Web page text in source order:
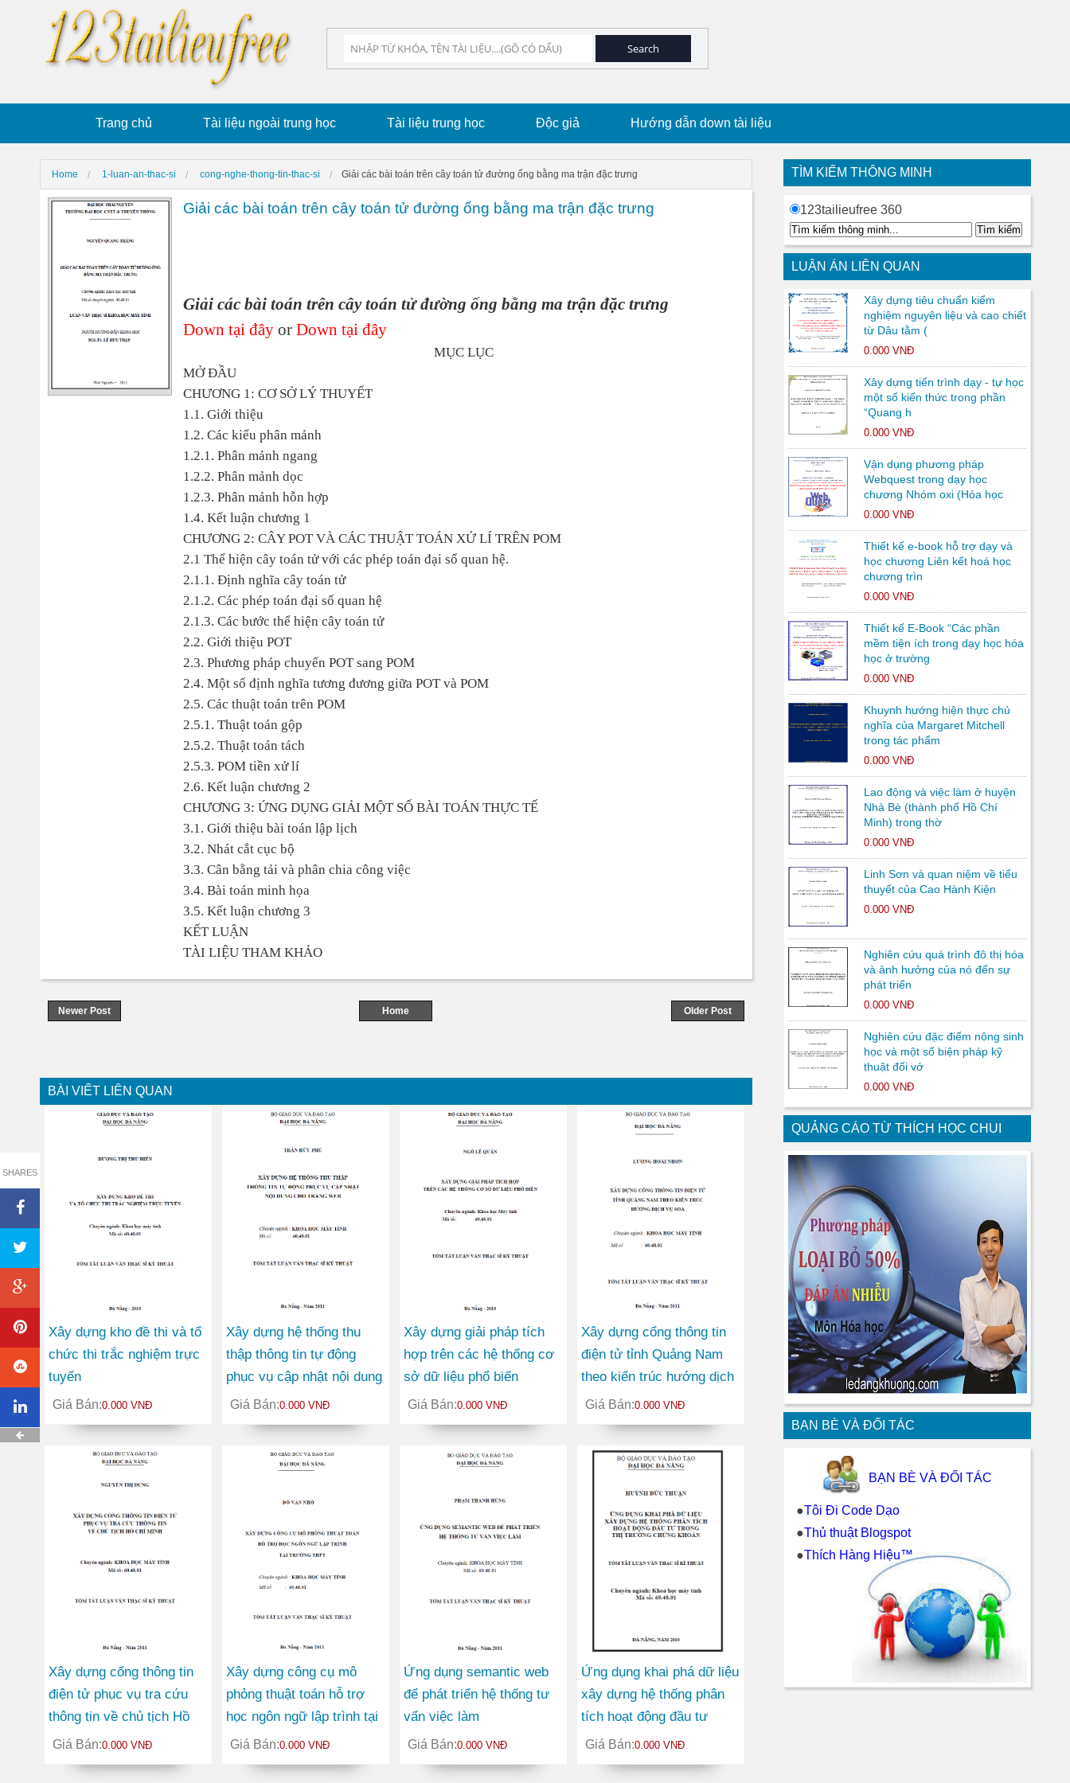
Trang chủ Tài liệu ngoài trung học Tài liệu trung học Độc giả Hướng dẫn down tài liệu
Home 1-luan-an-thac-si cong-nghe-thong-tin-thac-si Giải các bài toán trên cây toán tử đường ống bằng ma trận đặc trưng
SHARES
Giải các bài toán trên cây toán tử đường ống bằng ma trận đặc trưng
Giải các bài toán trên cây toán tử đường ống bằng ma trận đặc trưng
Down tại đâyor Down tại đây
MỤC LỤC
MỞ ĐẦU
CHƯƠNG 1: CƠ SỞ LÝ THUYẾT
1.1. Giới thiệu
1.2. Các kiểu phân mảnh
1.2.1. Phân mảnh ngang
1.2.2. Phân mảnh dọc
1.2.3. Phân mảnh hỗn hợp
1.4. Kết luận chương 1
CHƯƠNG 2: CÂY POT VÀ CÁC THUẬT TOÁN XỬ LÍ TRÊN POM
2.1 Thể hiện cây toán tử với các phép toán đại số quan hệ.
2.1.1. Định nghĩa cây toán tử
2.1.2. Các phép toán đại số quan hệ
2.1.3. Các bước thể hiện cây toán tử
2.2. Giới thiệu POT
2.3. Phương pháp chuyển POT sang POM
2.4. Một số định nghĩa tương đương giữa POT và POM
2.5. Các thuật toán trên POM
2.5.1. Thuật toán gộp
2.5.2. Thuật toán tách
2.5.3. POM tiền xử lí
2.6. Kết luận chương 2
CHƯƠNG 3: ỨNG DỤNG GIẢI MỘT SỐ BÀI TOÁN THỰC TẾ
3.1. Giới thiệu bài toán lập lịch
3.2. Nhát cắt cục bộ
3.3. Cân bằng tải và phân chia công việc
3.4. Bài toán minh họa
3.5. Kết luận chương 3
KẾT LUẬN
TÀI LIỆU THAM KHẢO
Newer Post Older Post
Home
BÀI VIẾT LIÊN QUAN
Xây dựng kho đề thi và tổ
chức thi trắc nghiệm trực
tuyến
Giá Bán:0.000 VNĐ
Xây dựng hệ thống thu
thập thông tin tự động
phục vụ cập nhật nội dung
cho trang web
Giá Bán:0.000 VNĐ
Xây dựng giải pháp tích
hợp trên các hệ thống cơ
sở dữ liệu phổ biến
Giá Bán:0.000 VNĐ
Xây dựng cổng thông tin
điện tử tỉnh Quảng Nam
theo kiến trúc hướng dịch
vụ SOA
Giá Bán:0.000 VNĐ
Xây dựng cổng thông tin
điện tử phục vụ tra cứu
thông tin về chủ tịch Hồ
Chí Minh
Giá Bán:0.000 VNĐ
Xây dựng công cụ mô
phỏng thuật toán hỗ trợ
học ngôn ngữ lập trình tại
trường THPT
Giá Bán:0.000 VNĐ
Ứng dụng semantic web
để phát triển hệ thống tư
vấn việc làm
Giá Bán:0.000 VNĐ
Ứng dụng khai phá dữ liệu
xây dựng hệ thống phân
tích hoạt động đầu tư
trong thị trường chứng
khoán
Giá Bán:0.000 VNĐ
TÌM KIẾM THÔNG MINH
123tailieufree 360
LUẬN ÁN LIÊN QUAN
Xây dựng tiêu chuẩn kiểm
nghiệm nguyên liệu và cao chiết
từ Dâu tằm (
0.000 VNĐ
Xây dựng tiến trình dạy - tự học
một số kiến thức trong phần
“Quang h
0.000 VNĐ
Vận dụng phương pháp
Webquest trong dạy học
chương Nhóm oxi (Hóa học
0.000 VNĐ
Thiết kế e-book hỗ trợ dạy và
học chương Liên kết hoá học
chương trìn
0.000 VNĐ
Thiết kế E-Book “Các phần
mềm tiện ích trong dạy học hóa
học ở trường
0.000 VNĐ
Khuynh hướng hiện thực chủ
nghĩa của Margaret Mitchell
trong tác phẩm
0.000 VNĐ
Lao động và việc làm ở huyện
Nhà Bè (thành phố Hồ Chí
Minh) trong thờ
0.000 VNĐ
Linh Sơn và quan niệm về tiểu
thuyết của Cao Hành Kiện
0.000 VNĐ
Nghiên cứu quá trình đô thị hóa
và ảnh hưởng của nó đến sự
phát triển
0.000 VNĐ
Nghiên cứu đặc điểm nông sinh
học và một số biện pháp kỹ
thuật đối vớ
0.000 VNĐ
QUẢNG CÁO TỪ THÍCH HỌC CHUI
BẠN BÈ VÀ ĐỐI TÁC
BẠN BÈ VÀ ĐỐI TÁC
●Tôi Đi Code Dạo
●Thủ thuật Blogspot
●Thích Hàng Hiệu™